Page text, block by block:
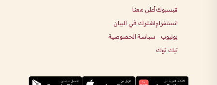
فيسبوك
انستغرام
يوتيوب
تيك توك
أعلن معنا
اشترك في البيان
سياسة الخصوصية